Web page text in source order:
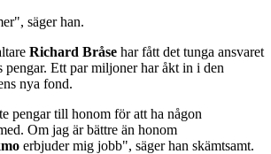
säger han.
Richard Bråse har fått det tunga ansvaret
pengar. Ett par miljoner har åkt in i den
nya fond.
pengar till honom för att ha någon
Om jag är bättre än honom
erbjuder mig jobb", säger han skämtsamt.